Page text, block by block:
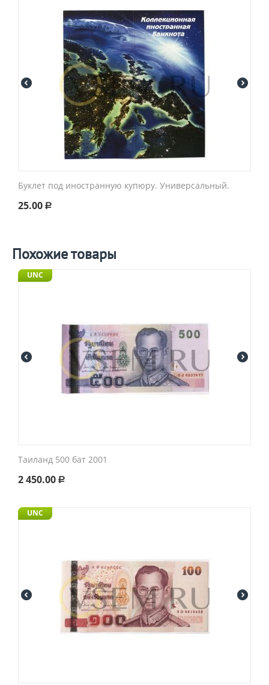
Буклет под иностранную купюру. Универсальный.
25.00 Р
Похожие товары
UNC
Таиланд 500 бат 2001
2 450.00 Р
UNC